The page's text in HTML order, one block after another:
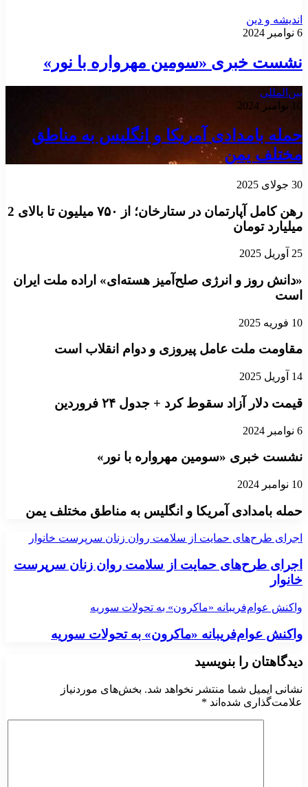
اندیشه و دین
6 نوامبر 2024
نشست خبری «سومین مهرواره با نور»
بین‌المللی
10 نوامبر 2024
حمله بامدادی آمریکا و انگلیس به مناطق
مختلف یمن
30 جولای 2025
رهن کامل آپارتمان در ستارخان؛ از ۷۵۰ میلیون تا بالای 2
میلیارد تومان
25 آوریل 2025
«دانش روز و انرژی صلح‌آمیز هسته‌ای» اراده ملت ایران
است
10 فوریه 2025
مقاومت ملت عامل پیروزی و دوام انقلاب است
14 آوریل 2025
قیمت دلار آزاد سقوط کرد + جدول ۲۴ فروردین
6 نوامبر 2024
نشست خبری «سومین مهرواره با نور»
10 نوامبر 2024
حمله بامدادی آمریکا و انگلیس به مناطق مختلف یمن
اجرای طرح‌های حمایت از سلامت روان زنان سرپرست خانوار
اجرای طرح‌های حمایت از سلامت روان زنان سرپرست
خانوار
واکنش عوام‌فریبانه «ماکرون» به تحولات سوریه
واکنش عوام‌فریبانه «ماکرون» به تحولات سوریه
دیدگاهتان را بنویسید
نشانی ایمیل شما منتشر نخواهد شد. بخش‌های موردنیاز
علامت‌گذاری شده‌اند *